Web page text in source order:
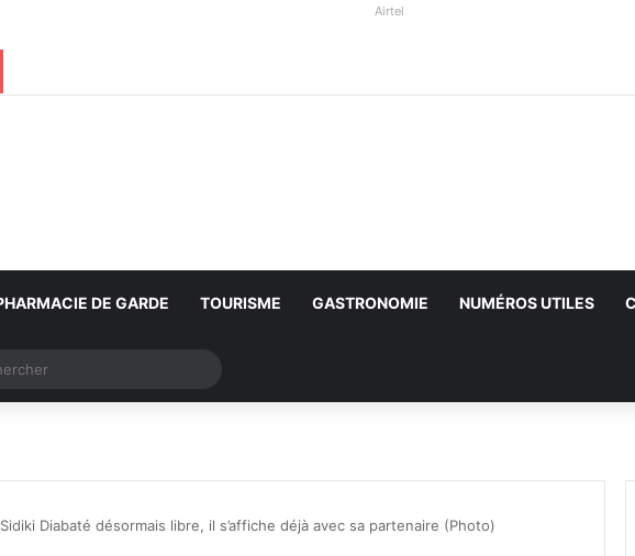
Airtel
DE GARDE TOURISME GASTRONOMIE NUMÉROS UTILES
Diabaté désormais libre, il s’affiche déjà avec sa partenaire (Photo)